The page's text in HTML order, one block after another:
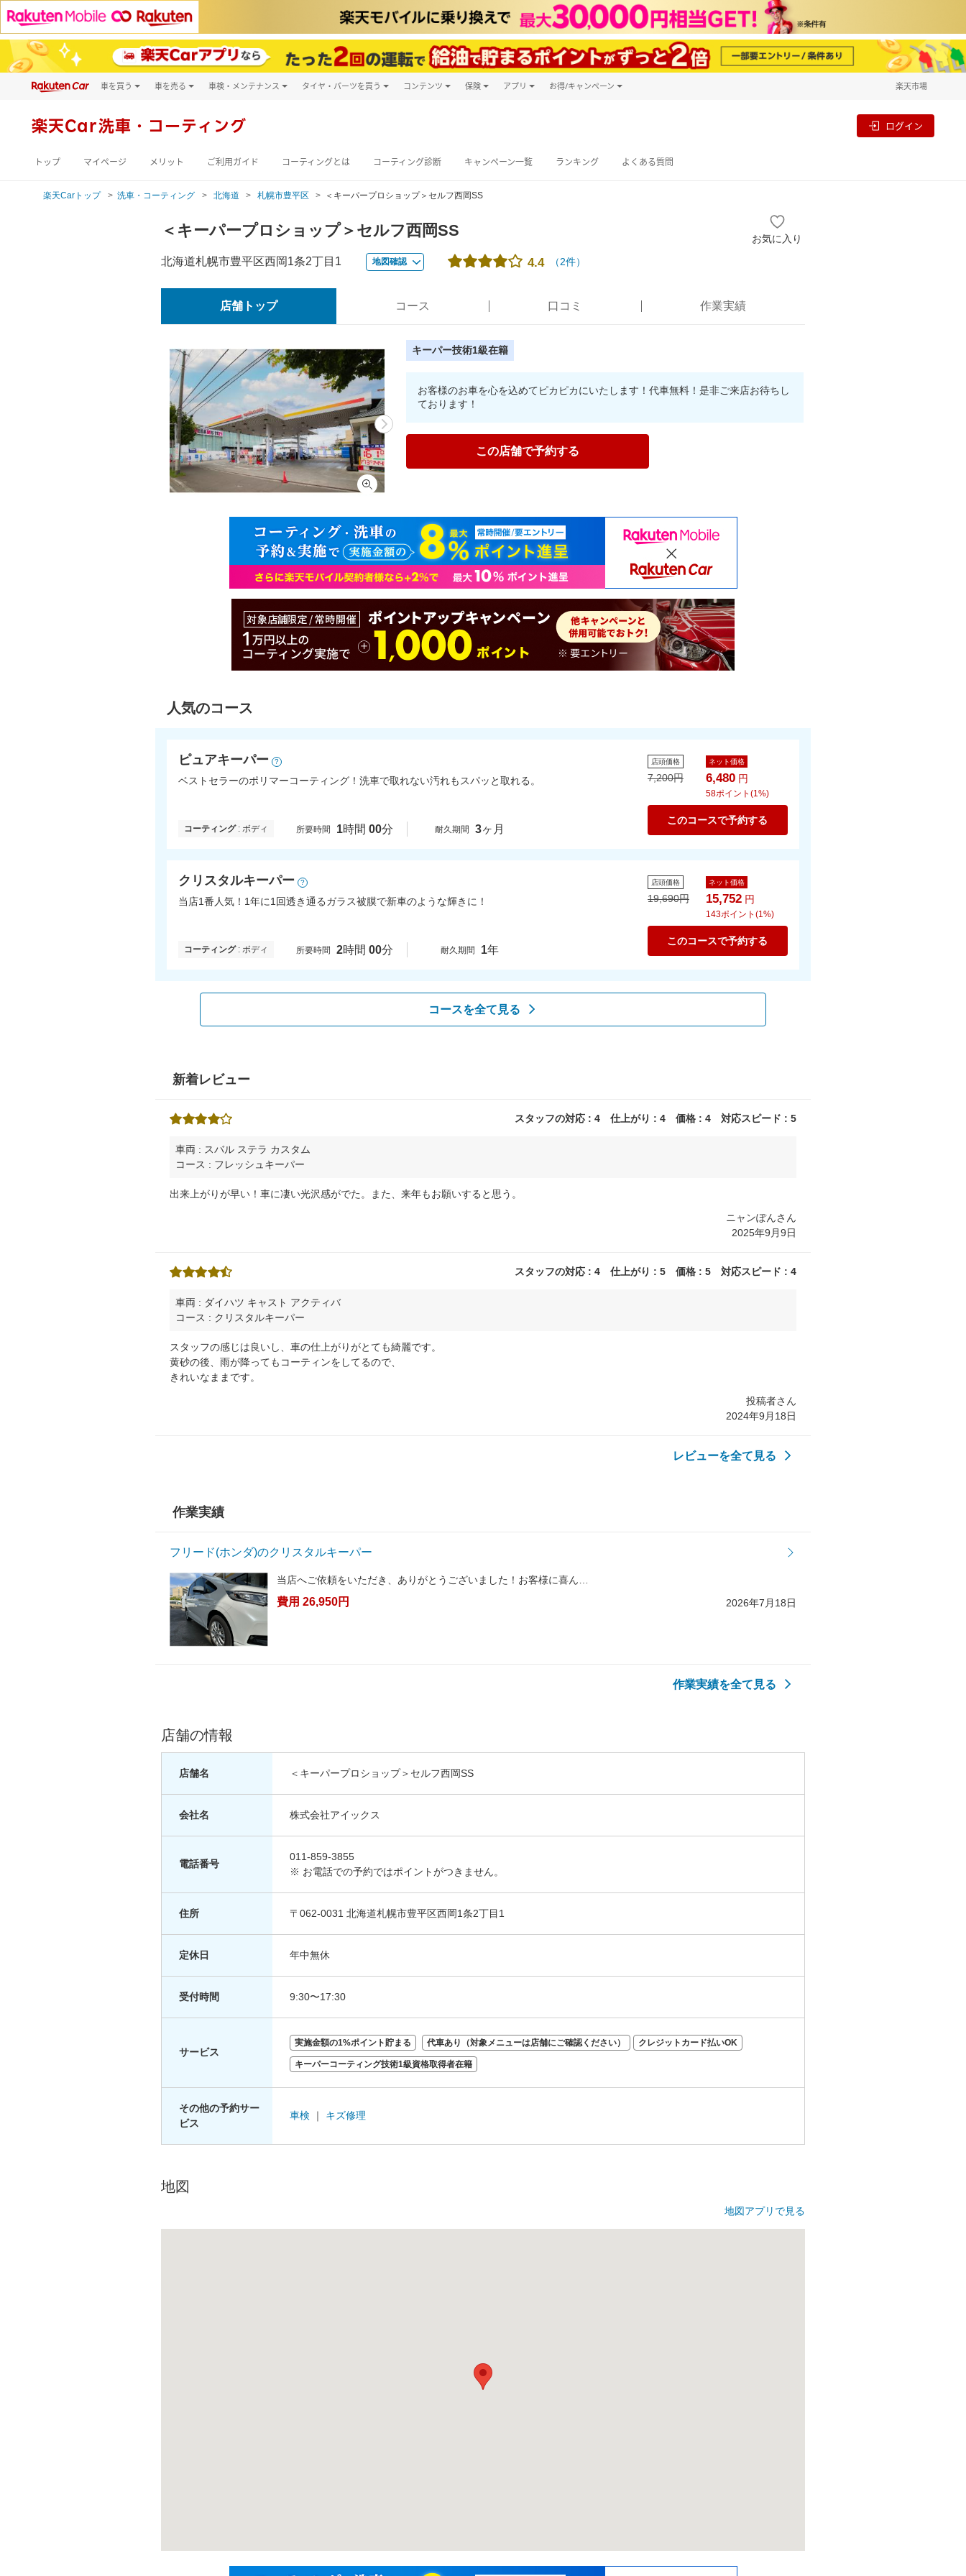
車を買う
新車
車を売る 車検・メンテナンス
キズ修理予約
洗車・コーティング予約
タイヤ・パーツを買う コンテンツ 保険 アプリ お得/キャンペーン 楽天市場
楽天Car洗車・コーティング ログイン
トップ マイページ メリット ご利用ガイド コーティングとは コーティング診断 キャンペーン一覧 ランキング よくある質問
楽天Carトップ 洗車・コーティング 北海道 札幌市豊平区 ＜キーパープロショップ＞セルフ西岡SS
＜キーパープロショップ＞セルフ西岡SS お気に入り
北海道札幌市豊平区西岡1条2丁目1 地図確認 4.4 （2件）
店舗トップ コース 口コミ 作業実績
キーパー技術1級在籍
お客様のお車を心を込めてピカピカにいたします！代車無料！是非ご来店お待ちし
ております！
この店舗で予約する
人気のコース
ピュアキーパー ?
ベストセラーのポリマーコーティング！洗車で取れない汚れもスパッと取れる。
コーティング: ボディ 所要時間 1時間00分 耐久期間 3ヶ月
店頭価格
7,200円
ネット価格
6,480 円
58ポイント(1%)
このコースで予約する
クリスタルキーパー ?
当店1番人気！1年に1回透き通るガラス被膜で新車のような輝きに！
コーティング: ボディ 所要時間 2時間00分 耐久期間 1年
店頭価格
19,690円
ネット価格
15,752 円
143ポイント(1%)
このコースで予約する
コースを全て見る
新着レビュー
スタッフの対応 : 4 仕上がり : 4 価格 : 4 対応スピード : 5
車両 : スバル ステラ カスタム
コース : フレッシュキーパー
出来上がりが早い！車に凄い光沢感がでた。また、来年もお願いすると思う。
ニャンぽんさん
2025年9月9日
スタッフの対応 : 4 仕上がり : 5 価格 : 5 対応スピード : 4
車両 : ダイハツ キャスト アクティバ
コース : クリスタルキーパー
スタッフの感じは良いし、車の仕上がりがとても綺麗です。
黄砂の後、雨が降ってもコーティンをしてるので、
きれいなままです。
投稿者さん
2024年9月18日
レビューを全て見る
作業実績
フリード(ホンダ)のクリスタルキーパー
当店へご依頼をいただき、ありがとうございました！お客様に喜ん…
費用 26,950円 2026年7月18日
作業実績を全て見る
店舗の情報
店舗名 ＜キーパープロショップ＞セルフ西岡SS
会社名 株式会社アイックス
電話番号
011-859-3855
※ お電話での予約ではポイントがつきません。
住所 〒062-0031 北海道札幌市豊平区西岡1条2丁目1
定休日 年中無休
受付時間 9:30〜17:30
サービス
実施金額の1%ポイント貯まる 代車あり（対象メニューは店舗にご確認ください） クレジットカード払いOK
キーパーコーティング技術1級資格取得者在籍
その他の予約サー
ビス
車検 ｜ キズ修理
地図
地図アプリで見る